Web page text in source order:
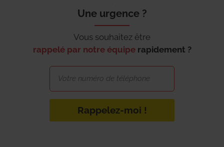
Une urgence ?
Vous souhaitez être
rappelé par notre équipe rapidement ?
Rappelez-moi !